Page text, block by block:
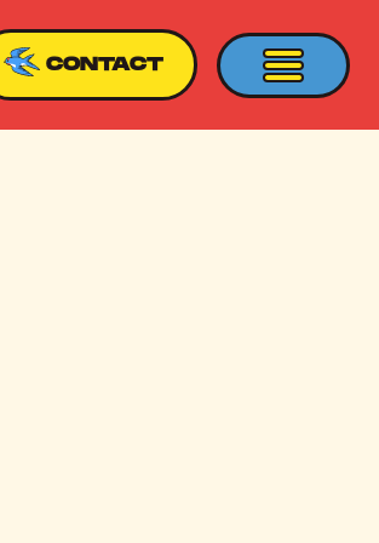
CONTACT